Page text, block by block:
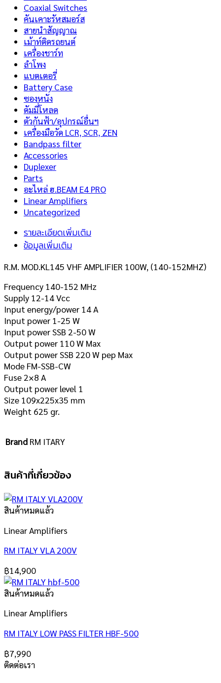
Coaxial Switches
คันเคาะรัหสมอร์ส
สายนำสัญญาณ
เม้าท์ติดรถยนต์
เครื่องชาร์ท
ลำโพง
แบตเตอรี่
Battery Case
ซองหนัง
ดัมมี่โหลด
ตัวกันฟ้า/อุปกรณ์อื่นฯ
เครื่องมือวัด LCR, SCR, ZEN
Bandpass filter
Accessories
Duplexer
Parts
อะไหล่ ฮ.BEAM E4 PRO
Linear Amplifiers
Uncategorized
รายละเอียดเพิ่มเติม
ข้อมูลเพิ่มเติม
R.M. MOD.KL145 VHF AMPLIFIER 100W, (140-152MHZ)
Frequency 140-152 MHz
Supply 12-14 Vcc
Input energy/power 14 A
Input power 1-25 W
Input power SSB 2-50 W
Output power 110 W Max
Output power SSB 220 W pep Max
Mode FM-SSB-CW
Fuse 2×8 A
Output power level 1
Size 109x225x35 mm
Weight 625 gr.
Brand RM ITARY
สินค้าที่เกี่ยวข้อง
สินค้าหมดแล้ว
Linear Amplifiers
RM ITALY VLA 200V
฿14,900
สินค้าหมดแล้ว
Linear Amplifiers
RM ITALY LOW PASS FILTER HBF-500
฿7,990
ติดต่อเรา